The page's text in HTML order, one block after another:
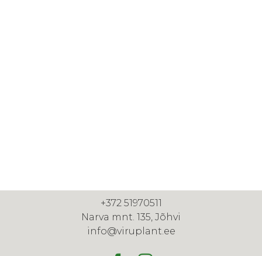
+372 51970511
Narva mnt. 135, Jõhvi
info@viruplant.ee